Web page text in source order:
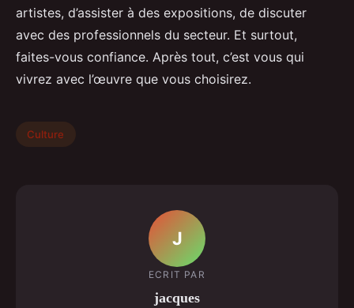
artistes, d’assister à des expositions, de discuter
avec des professionnels du secteur. Et surtout,
faites-vous confiance. Après tout, c’est vous qui
vivrez avec l’œuvre que vous choisirez.
Culture
J
ECRIT PAR
jacques